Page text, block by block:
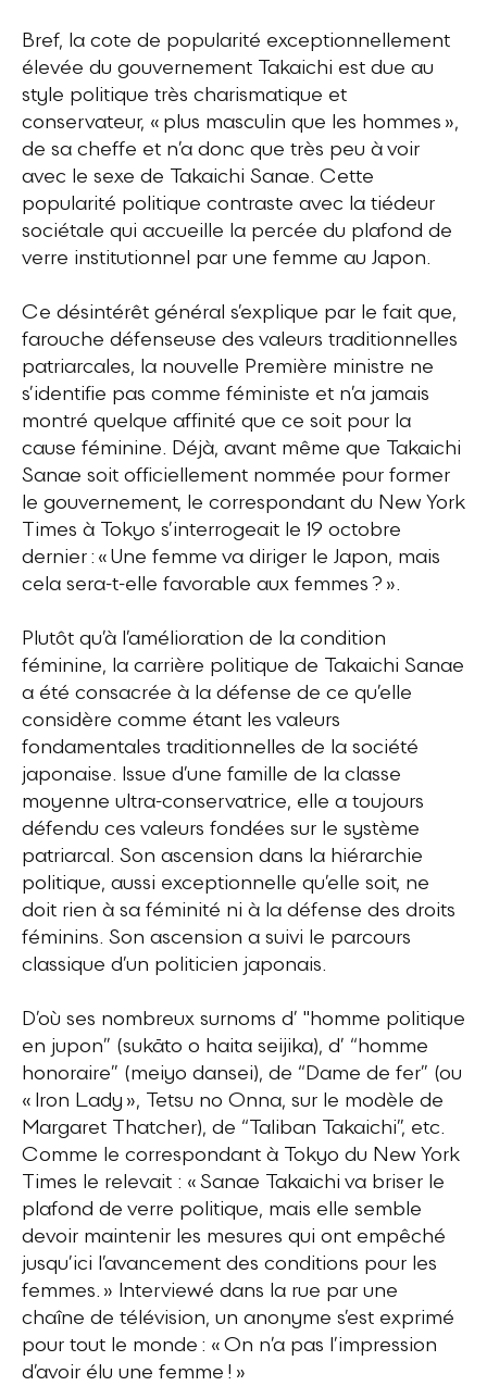
Bref, la cote de popularité exceptionnellement
élevée du gouvernement Takaichi est due au
style politique très charismatique et
conservateur, « plus masculin que les hommes »,
de sa cheffe et n’a donc que très peu à voir
avec le sexe de Takaichi Sanae. Cette
popularité politique contraste avec la tiédeur
sociétale qui accueille la percée du plafond de
verre institutionnel par une femme au Japon.
Ce désintérêt général s’explique par le fait que,
farouche défenseuse des valeurs traditionnelles
patriarcales, la nouvelle Première ministre ne
s’identifie pas comme féministe et n’a jamais
montré quelque affinité que ce soit pour la
cause féminine. Déjà, avant même que Takaichi
Sanae soit officiellement nommée pour former
le gouvernement, le correspondant du New York
Times à Tokyo s’interrogeait le 19 octobre
dernier : « Une femme va diriger le Japon, mais
cela sera-t-elle favorable aux femmes ? ».
Plutôt qu’à l’amélioration de la condition
féminine, la carrière politique de Takaichi Sanae
a été consacrée à la défense de ce qu’elle
considère comme étant les valeurs
fondamentales traditionnelles de la société
japonaise. Issue d’une famille de la classe
moyenne ultra-conservatrice, elle a toujours
défendu ces valeurs fondées sur le système
patriarcal. Son ascension dans la hiérarchie
politique, aussi exceptionnelle qu’elle soit, ne
doit rien à sa féminité ni à la défense des droits
féminins. Son ascension a suivi le parcours
classique d’un politicien japonais.
D’où ses nombreux surnoms d’ "homme politique
en jupon” (sukāto o haita seijika), d’ “homme
honoraire” (meiyo dansei), de “Dame de fer” (ou
« Iron Lady », Tetsu no Onna, sur le modèle de
Margaret Thatcher), de “Taliban Takaichi”, etc.
Comme le correspondant à Tokyo du New York
Times le relevait : « Sanae Takaichi va briser le
plafond de verre politique, mais elle semble
devoir maintenir les mesures qui ont empêché
jusqu’ici l’avancement des conditions pour les
femmes. » Interviewé dans la rue par une
chaîne de télévision, un anonyme s’est exprimé
pour tout le monde : « On n’a pas l’impression
d’avoir élu une femme ! »